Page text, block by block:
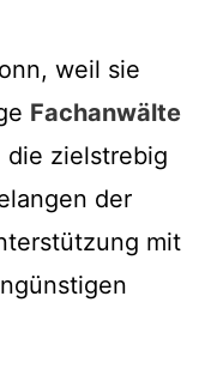
weil sie
Fachanwälte
die zielstrebig
der
mit